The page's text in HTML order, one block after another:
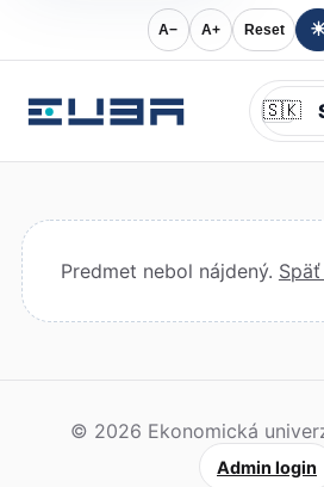
A− A+ Reset
🇸🇰
Predmet nebol nájdený.
© 2026 Ekonomická
Admin login